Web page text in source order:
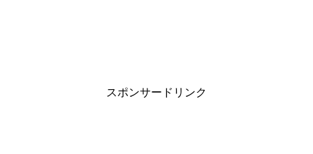
スポンサードリンク